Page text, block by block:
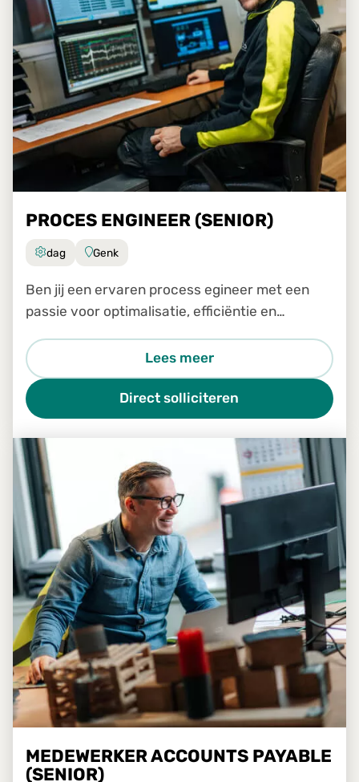
PROCES ENGINEER (SENIOR)
dag Genk
Ben jij een ervaren process egineer met een
passie voor optimalisatie, efficiëntie en
transformatieteam een sleutelrol spelen in het
analyseren, verbeteren e
Lees meer
Direct solliciteren
MEDEWERKER ACCOUNTS PAYABLE
(SENIOR)